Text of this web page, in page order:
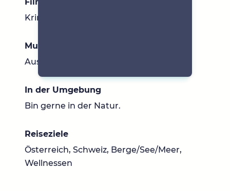
Filme & Serien
Krimis, Komödien, Dokus,...
Musik
Austropop, Lady Gaga,...
In der Umgebung
Bin gerne in der Natur.
Reiseziele
Österreich, Schweiz, Berge/See/Meer,
Wellnessen